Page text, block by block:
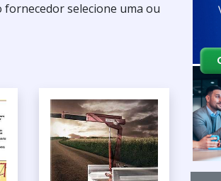
selecione uma ou